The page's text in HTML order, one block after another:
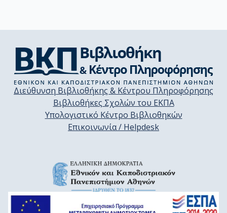
Διεύθυνση Βιβλιοθήκης & Κέντρου Πληροφόρησης
Βιβλιοθήκες Σχολών του ΕΚΠΑ
Υπολογιστικό Κέντρο Βιβλιοθηκών
Επικοινωνία / Helpdesk